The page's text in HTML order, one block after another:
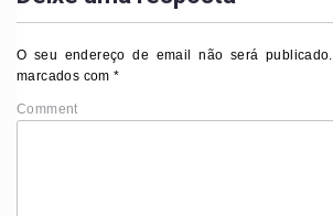
O seu endereço de email não será publicado.
marcados com*
Comment